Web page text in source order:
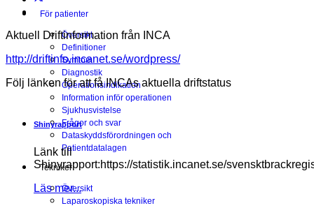
För patienter
Översikt
Definitioner
Symtom
Diagnostik
Operationsindikation
Information inför operationen
Sjukhusvistelse
Frågor och svar
Dataskyddsförordningen och
Patientdatalagen
Tekniker
Översikt
Laparoskopiska tekniker
Aktuell Driftinformation från INCA
http://driftinfo.incanet.se/wordpress/
Följ länken för att få INCAs aktuella driftstatus
Shinyrapport
Länk till
Shinyrapport:https://statistik.incanet.se/
Läs mer...